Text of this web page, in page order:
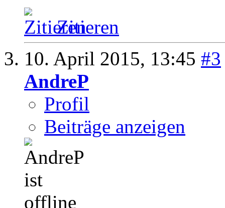
Zitieren
10. April 2015, 13:45 #3
AndreP
Profil
Beiträge anzeigen